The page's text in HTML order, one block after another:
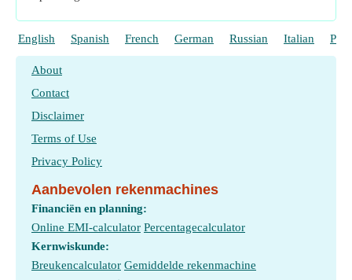
English Spanish French German Russian Italian
About
Contact
Disclaimer
Terms of Use
Privacy Policy
Aanbevolen rekenmachines
Financiën en planning:
Online EMI-calculator Percentagecalculator
Kernwiskunde:
Breukencalculator Gemiddelde rekenmachine